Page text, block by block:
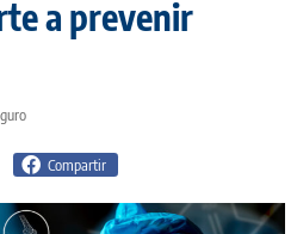
a prevenir
Compartir